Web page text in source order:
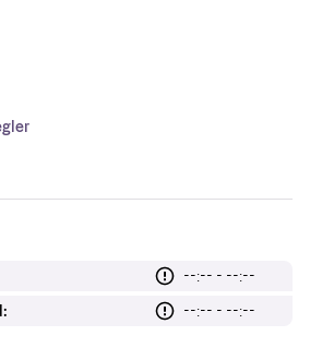
--:-- - --:--
--:-- - --:--